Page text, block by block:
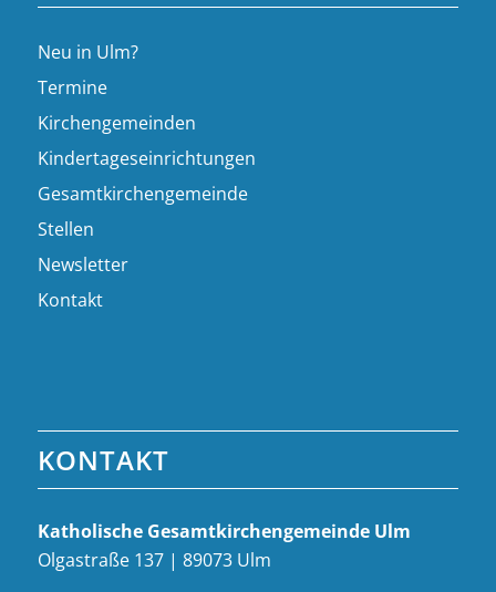
Neu in Ulm?
Termine
Kirchengemeinden
Kindertageseinrichtungen
Gesamtkirchengemeinde
Stellen
Newsletter
Kontakt
KONTAKT
Katholische Gesamt­kirchen­gemeinde Ulm
Olgastraße 137 | 89073 Ulm